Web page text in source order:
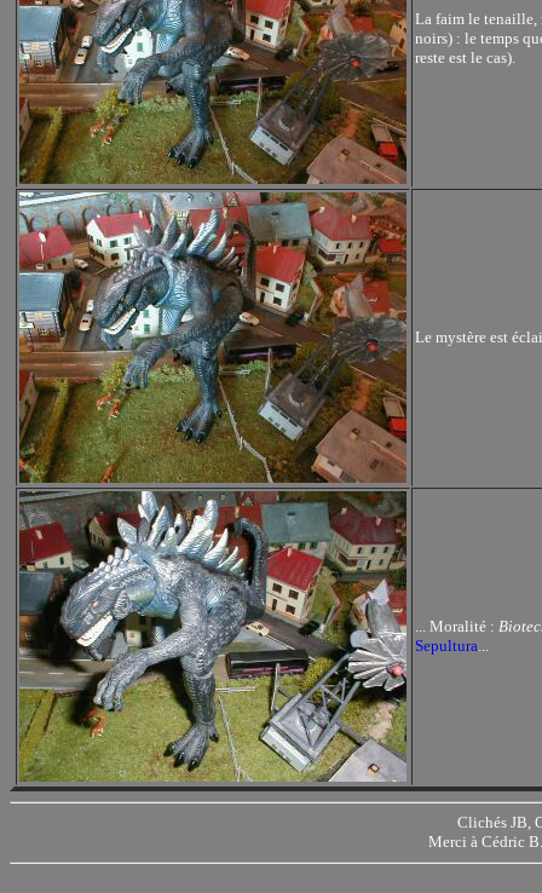
La faim le tenaille,
noirs) : le temps
reste est le cas).
Le mystère est
... Moralité :
Sepultura...
Clichés JB,
Merci à Cédric